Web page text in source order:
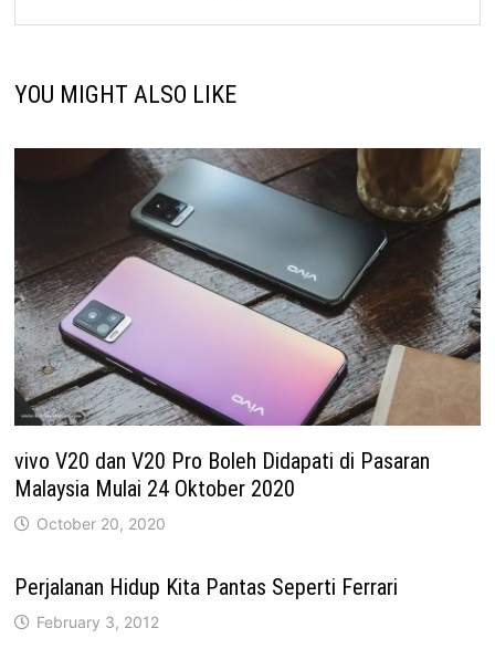
YOU MIGHT ALSO LIKE
vivo V20 dan V20 Pro Boleh Didapati di Pasaran
Malaysia Mulai 24 Oktober 2020
October 20, 2020
Perjalanan Hidup Kita Pantas Seperti Ferrari
February 3, 2012